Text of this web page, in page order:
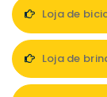
Loja de
Loja de